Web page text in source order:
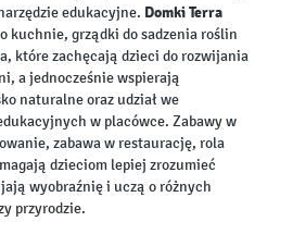
edukacyjne. Domki Terra
kuchnie, grządki do sadzenia roślin
które zachęcają dzieci do rozwijania
a jednocześnie wspierają
naturalne oraz udział we
w placówce. Zabawy w
zabawa w restaurację, rola
dzieciom lepiej zrozumieć
wyobraźnię i uczą o różnych
przyrodzie.